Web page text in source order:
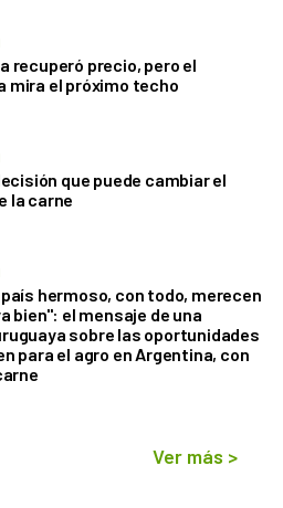
recuperó precio, pero el
mira el próximo techo
que puede cambiar el
la carne
hermoso, con todo, merecen
bien": el mensaje de una
sobre las oportunidades
para el agro en Argentina, con
Ver más >